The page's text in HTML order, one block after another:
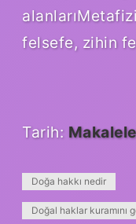
felsefe, zihin
Tarih:
Doğa hakkı nedir
Doğal haklar kuramını